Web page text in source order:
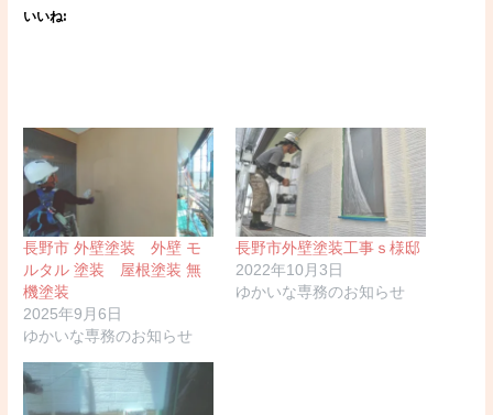
いいね:
長野市 外壁塗装 外壁 モ
ルタル 塗装 屋根塗装 無
機塗装
2025年9月6日
ゆかいな専務のお知らせ
長野市外壁塗装工事ｓ様邸
2022年10月3日
ゆかいな専務のお知らせ